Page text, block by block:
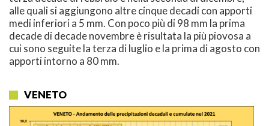
alle quali si aggiungono altre cinque decadi con apporti
medi inferiori a 5 mm. Con poco più di 98 mm la prima
decade di decade novembre è risultata la più piovosa a
cui sono seguite la terza di luglio e la prima di agosto con
apporti intorno a 80 mm.
VENETO